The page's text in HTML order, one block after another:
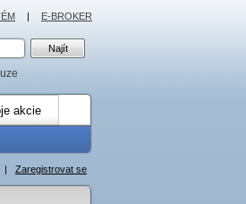
akcie
| Zaregistrovat se
| E-BROKER